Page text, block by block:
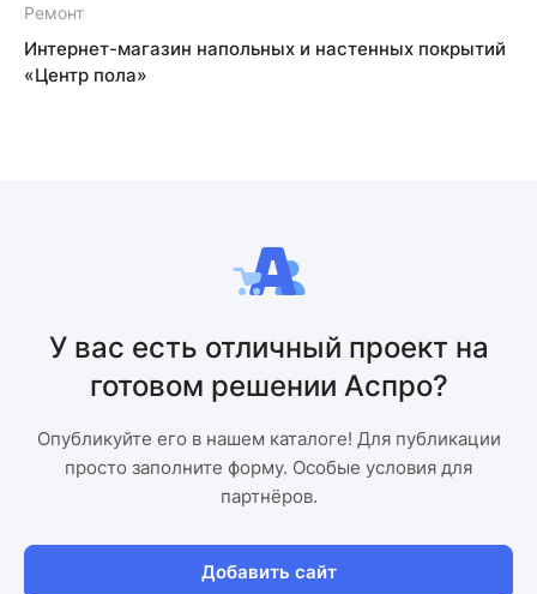
Ремонт
Интернет-магазин напольных и настенных покрытий
«Центр пола»
У вас есть отличный проект на
готовом решении Аспро?
Опубликуйте его в нашем каталоге! Для публикации
просто заполните форму. Особые условия для
партнёров.
Добавить сайт